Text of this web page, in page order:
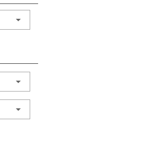
arrow_drop_down
arrow_drop_down
arrow_drop_down